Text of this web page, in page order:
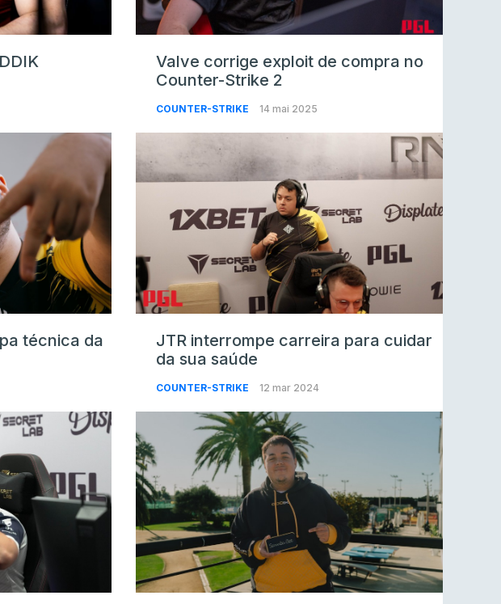
Valve corrige exploit de compra no
Counter-Strike 2
COUNTER-STRIKE 14 mai 2025
técnica da
JTR interrompe carreira para cuidar
da sua saúde
COUNTER-STRIKE 12 mar 2024